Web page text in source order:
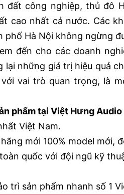
đất công nghiệp, thủ đô
cao nhất cả nước. Các
phố Hà Nội không ngừng
đến cho các doanh
lại những giá trị hiệu quả
vai trò quan trọng, là
phẩm tại Việt Hưng Audio
Việt Nam.
mới 100% model mới,
quốc với đội ngũ kỹ
trì sản phẩm nhanh số 1